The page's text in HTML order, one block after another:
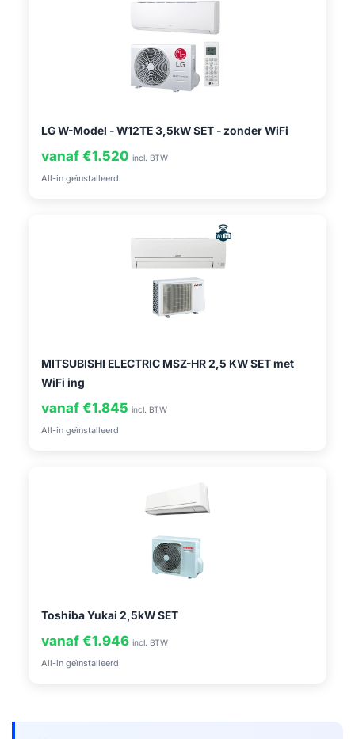
LG W-Model - W12TE 3,5kW SET - zonder WiFi
vanaf €1.520 incl. BTW
All-in geïnstalleerd
MITSUBISHI ELECTRIC MSZ-HR 2,5 KW SET met
WiFi ing
vanaf €1.845 incl. BTW
All-in geïnstalleerd
Toshiba Yukai 2,5kW SET
vanaf €1.946 incl. BTW
All-in geïnstalleerd